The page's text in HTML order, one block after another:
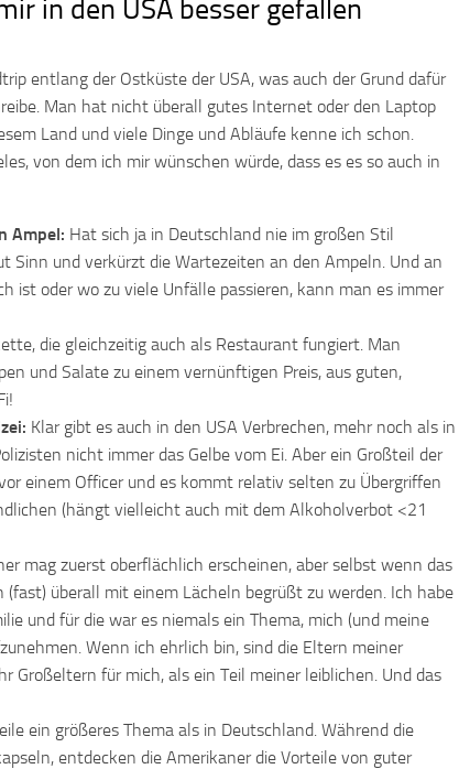
in den USA besser gefallen
entlang der Ostküste der USA, was auch der Grund dafür
Man hat nicht überall gutes Internet oder den Laptop
Land und viele Dinge und Abläufe kenne ich schon.
von dem ich mir wünschen würde, dass es es so auch in
Ampel: Hat sich ja in Deutschland nie im großen Stil
Sinn und verkürzt die Wartezeiten an den Ampeln. Und an
ist oder wo zu viele Unfälle passieren, kann man es immer
die gleichzeitig auch als Restaurant fungiert. Man
und Salate zu einem vernünftigen Preis, aus guten,
Klar gibt es auch in den USA Verbrechen, mehr noch als in
nicht immer das Gelbe vom Ei. Aber ein Großteil der
einem Officer und es kommt relativ selten zu Übergriffen
(hängt vielleicht auch mit dem Alkoholverbot <21
mag zuerst oberflächlich erscheinen, aber selbst wenn das
(fast) überall mit einem Lächeln begrüßt zu werden. Ich habe
und für die war es niemals ein Thema, mich (und meine
Wenn ich ehrlich bin, sind die Eltern meiner
Großeltern für mich, als ein Teil meiner leiblichen. Und das
ein größeres Thema als in Deutschland. Während die
entdecken die Amerikaner die Vorteile von guter